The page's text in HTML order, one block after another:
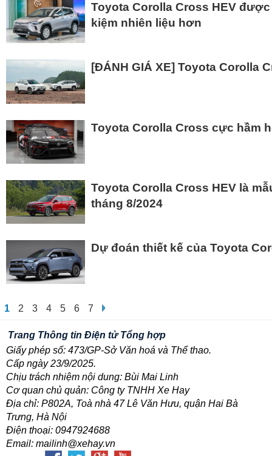
Toyota Corolla Cross HEV
kiệm nhiên liệu hơn
[ĐÁNH GIÁ XE] Toyota Corolla
Toyota Corolla Cross cực hầm
Toyota Corolla Cross HEV là
tháng 8/2024
Dự đoán thiết kế của Toyota
1 2 3 4 5 6 7
Trang Thông tin Điện tử Tổng hợp
Giấy phép số: 473/GP-Sở Văn hoá và Thể thao.
Cấp ngày 23/9/2025.
Chịu trách nhiệm nội dung: Bùi Mai Linh
Cơ quan chủ quản: Công ty TNHH Xe Hay
Địa chỉ: P802A, Toà nhà 47 Lê Văn Hưu, quận Hai Bà
Trưng, Hà Nội
Điện thoại: 0947924688
Email: mailinh@xehay.vn